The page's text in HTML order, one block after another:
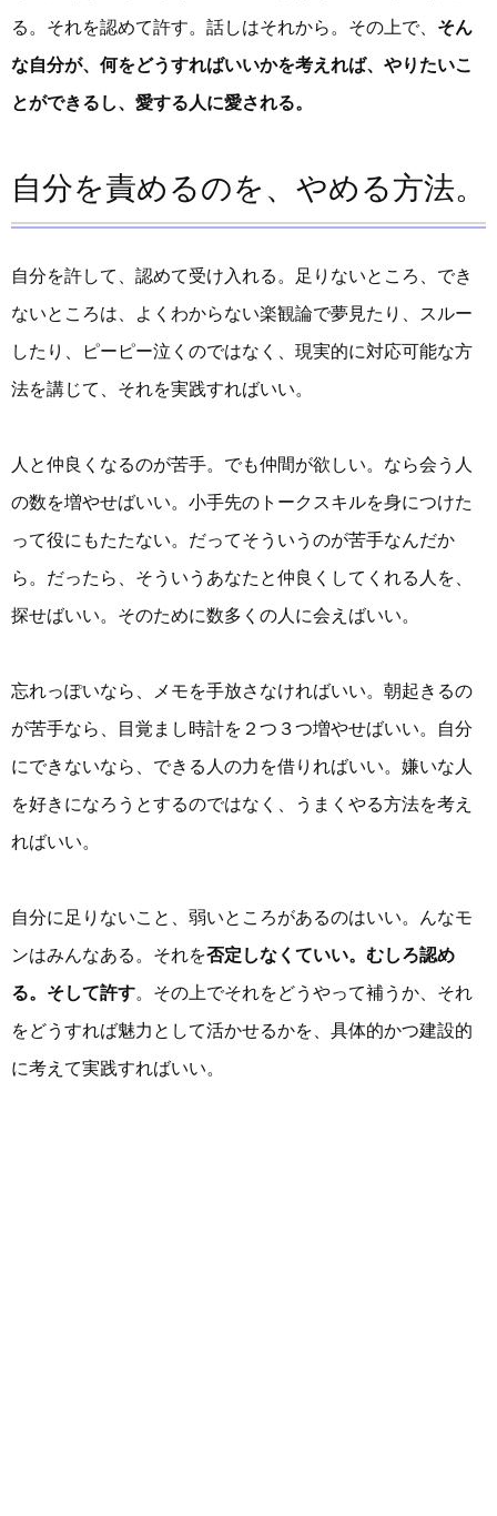
る。それを認めて許す。話しはそれから。その上で、 そん
な自分が、何をどうすればいいかを考えれば、やりたいこ
とができるし、愛する人に愛される。
自分を責めるのを、やめる方法。
自分を許して、認めて受け入れる。足りないところ、でき
ないところは、よくわからない楽観論で夢見たり、スルー
したり、ピーピー泣くのではなく、現実的に対応可能な方
法を講じて、それを実践すればいい。
人と仲良くなるのが苦手。でも仲間が欲しい。なら会う人
の数を増やせばいい。小手先のトークスキルを身につけた
って役にもたたない。だってそういうのが苦手なんだか
ら。だったら、そういうあなたと仲良くしてくれる人を、
探せばいい。そのために数多くの人に会えばいい。
忘れっぽいなら、メモを手放さなければいい。朝起きるの
が苦手なら、目覚まし時計を２つ３つ増やせばいい。自分
にできないなら、できる人の力を借りればいい。嫌いな人
を好きになろうとするのではなく、うまくやる方法を考え
ればいい。
自分に足りないこと、弱いところがあるのはいい。んなモ
ンはみんなある。それを否定しなくていい。むしろ認め
る。そして許す。その上でそれをどうやって補うか、それ
をどうすれば魅力として活かせるかを、具体的かつ建設的
に考えて実践すればいい。